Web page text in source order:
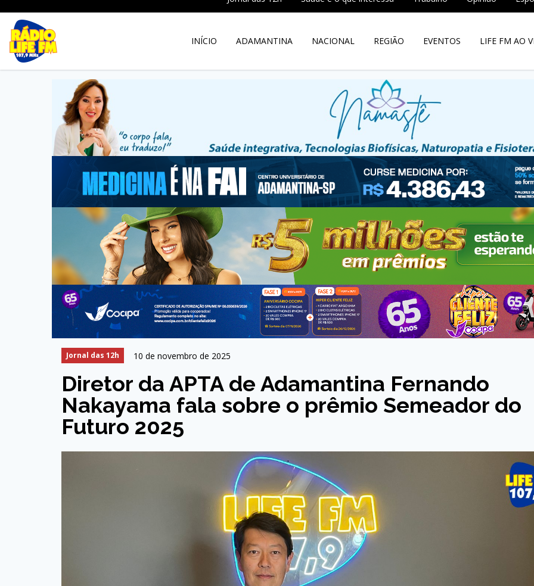
INÍCIO ADAMANTINA NACIONAL REGIÃO EVENTOS LIFE FM AO
Jornal das 12h 10 de novembro de 2025
Diretor da APTA de Adamantina Fernando
Nakayama fala sobre o prêmio Semeador do
Futuro 2025